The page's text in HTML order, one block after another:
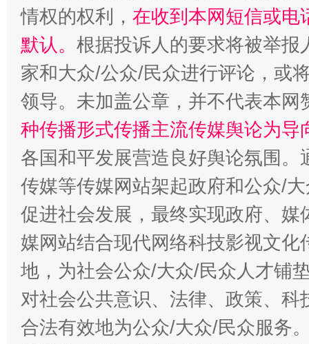
情权的权利， 在收到本网短信或电
默认。 根据投诉人的要求将被举
家和大众/公众/民众进行评论，或
领导。未加盖公章，并不代表本
种传播形式传播主流传媒舆论为导
各国和平发展营造良好舆论氛围
传媒等传媒网站架起政府和公众/
促进社会发展，最终实现政府、
媒网站结合现代网络科技影视文
地，为社会公众/大众/民众人才铺
对社会公共意识、法律、政策、
合法有效地为公众/大众/民众服务